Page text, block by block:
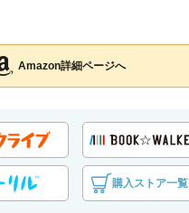
Amazon詳細ページへ
購入ストア一覧